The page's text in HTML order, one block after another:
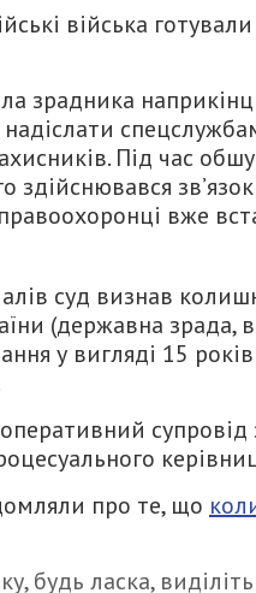
війська готували
зрадника
Під час
вже
суд визнав
(державна зрада,
у вигляді 15
про те, що
будь ласка,